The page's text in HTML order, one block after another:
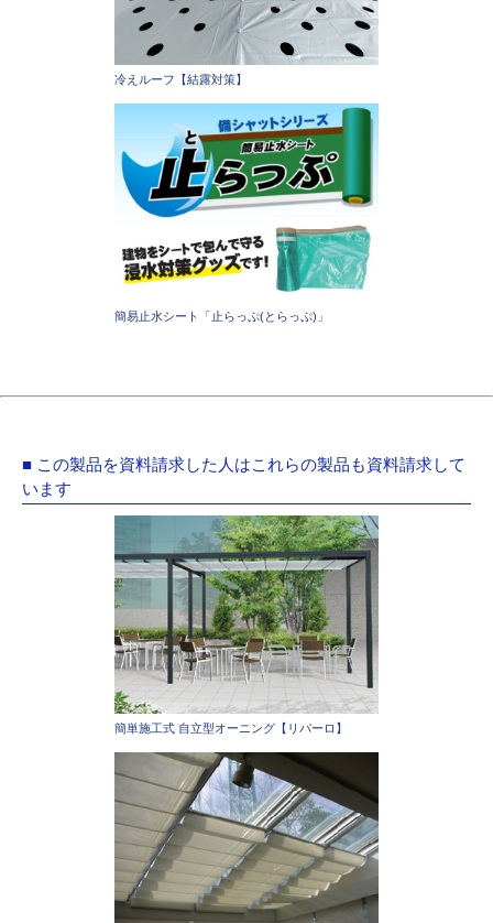
冷えルーフ【結露対策】
簡易止水シート「止らっぷ(とらっぷ)」
■ この製品を資料請求した人はこれらの製品も資料請求して
います
簡単施工式 自立型オーニング【リパーロ】